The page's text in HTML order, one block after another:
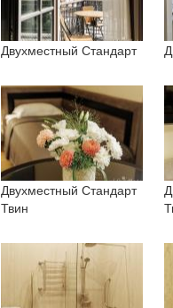
Двухместный Стандарт
Двухместный Стандарт
Твин